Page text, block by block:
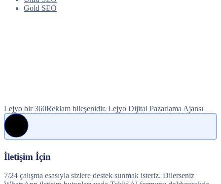
Gold SEO
Lejyo bir 360Reklam bileşenidir. Lejyo Dijital Pazarlama Ajansı
İletişim İçin
7/24 çalışma esasıyla sizlere destek sunmak isteriz. Dilerseniz